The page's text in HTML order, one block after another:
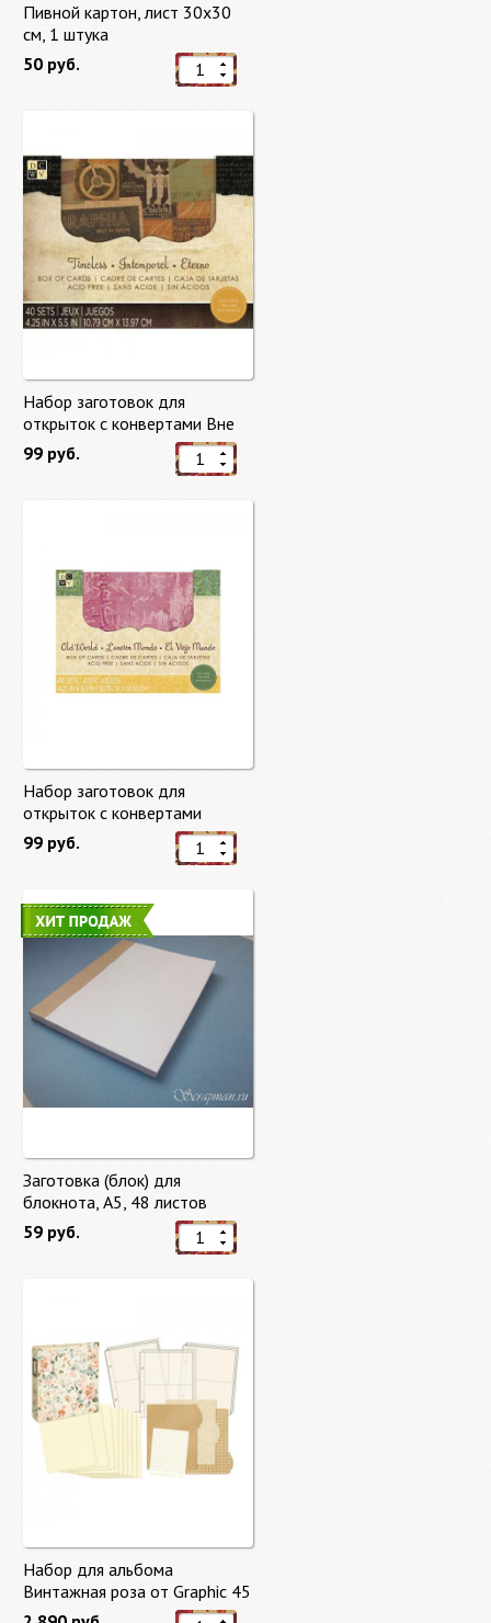
Пивной картон, лист 30х30
cм, 1 штука
50 руб.
Набор заготовок для
открыток с конвертами Вне
времени (Timeless) от DCWV
99 руб.
Набор заготовок для
открыток с конвертами
Старый мир (Old World) от
DCWV
99 руб.
Заготовка (блок) для
блокнота, А5, 48 листов
59 руб.
Набор для альбома
Винтажная роза от Graphic 45